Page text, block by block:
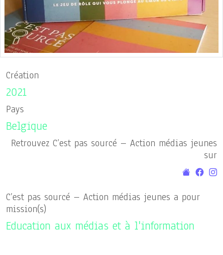
Création
2021
Pays
Belgique
Retrouvez C’est pas sourcé – Action médias jeunes
sur
C’est pas sourcé – Action médias jeunes a pour
mission(s)
Education aux médias et à l'information